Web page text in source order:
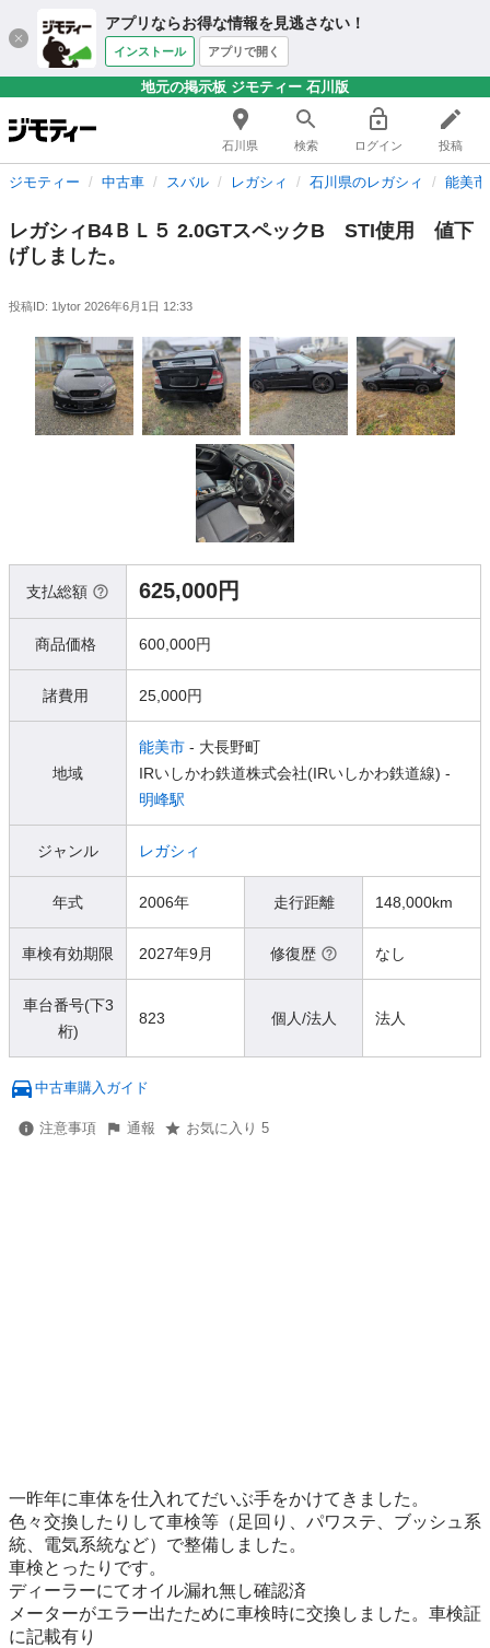
アプリならお得な情報を見逃さない！
インストール アプリで開く
地元の掲示板 ジモティー 石川版
石川県 検索 ログイン 投稿
ジモティー 中古車 スバル レガシィ 石川県のレガシィ 能美
レガシィB4ＢＬ５ 2.0GTスペックB STI使用 値下
げしました。
投稿ID: 1lytor 2026年6月1日 12:33
支払総額 625,000円
商品価格 600,000円
諸費用 25,000円
地域
能美市 - 大長野町
IRいしかわ鉄道株式会社(IRいしかわ鉄道線) -
明峰駅
ジャンル レガシィ
年式 2006年 走行距離 148,000km
車検有効期限 2027年9月 修復歴 なし
車台番号(下3
桁)
823 個人/法人 法人
中古車購入ガイド
注意事項 通報 お気に入り 5
一昨年に車体を仕入れてだいぶ手をかけてきました。
色々交換したりして車検等（足回り、パワステ、ブッシュ系
統、電気系統など）で整備しました。
車検とったりです。
ディーラーにてオイル漏れ無し確認済
メーターがエラー出たために車検時に交換しました。車検証
に記載有り